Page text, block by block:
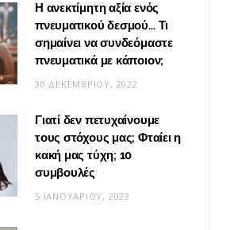
Η ανεκτίμητη αξία ενός
πνευματικού δεσμού… Τι
σημαίνει να συνδεόμαστε
πνευματικά με κάποιον;
30 ΔΕΚΕΜΒΡΊΟΥ, 2022
Γιατί δεν πετυχαίνουμε
τους στόχους μας; Φταίει η
κακή μας τύχη; 10
συμβουλές
5 ΙΑΝΟΥΑΡΊΟΥ, 2023